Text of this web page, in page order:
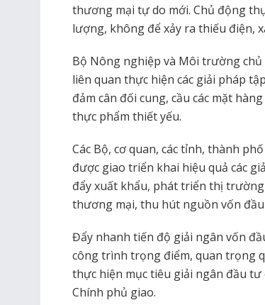
thương mại tự do mới. Chủ động
lượng, không để xảy ra thiếu điện,
Bộ Nông nghiệp và Môi trường
liên quan thực hiện các giải pháp
đảm cân đối cung, cầu các mặt
thực phẩm thiết yếu.
Các Bộ, cơ quan, các tỉnh, thành
được giao triển khai hiệu quả các
đẩy xuất khẩu, phát triển thị
thương mại, thu hút nguồn vốn
Đẩy nhanh tiến độ giải ngân vốn
công trình trọng điểm, quan trọng
thực hiện mục tiêu giải ngân đầu
Chính phủ giao.